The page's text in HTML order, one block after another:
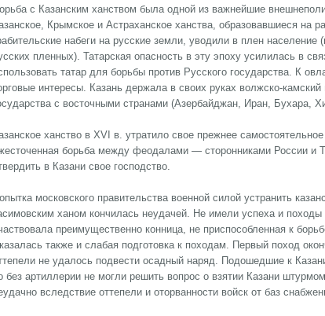
с Казанским ханством была одной из важнейшие
Крымское и Астраханское ханства, образовавшиеся на
набеги на русские земли, уводили в плен население
пленных). Татарская опасность в эту эпоху усилилась в
татар для борьбы против Русского государства. К
интересы. Казань держала в своих руках волжско-
с восточными странами (Азербайджан, Иран, Бухара,
ханство в XVI в. утратило свое прежнее
борьба между феодалами — сторонниками России и
в Казани свое господство.
московского правительства военной силой устранить
ханом кончилась неудачей. Не имели успеха и походы
преимущественно конница, не приспособленная к
также и слабая подготовка к походам. Первый поход
не удалось подвести осадный наряд. Подошедшие к
без артиллерии не могли решить вопрос о взятии Казани
вследствие оттепели и оторванности войск от баз